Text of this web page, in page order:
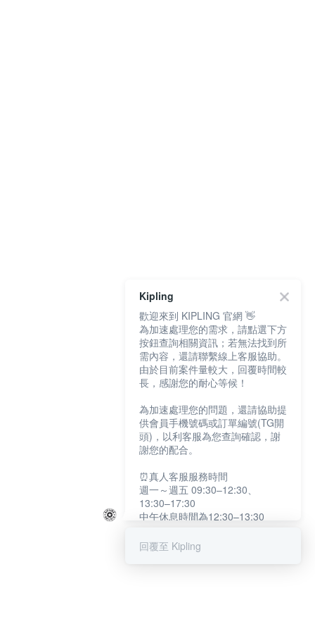
Kipling
歡迎來到 KIPLING 官網 👋
為加速處理您的需求，請點選下方
按鈕查詢相關資訊；若無法找到所
需內容，還請聯繫線上客服協助。
由於目前案件量較大，回覆時間較
長，感謝您的耐心等候！
為加速處理您的問題，還請協助提
供會員手機號碼或訂單編號(TG開
頭)，以利客服為您查詢確認，謝
謝您的配合。
⏰真人客服服務時間
週一～週五 09:30–12:30、
13:30–17:30
中午休息時間為12:30–13:30
提醒您：系統會自動已讀訊息，如
回覆至 Kipling